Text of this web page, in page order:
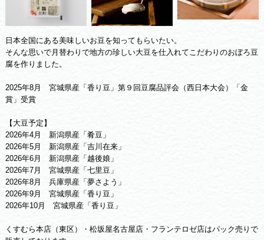
日本全国にある美味しいお豆を知ってもらいたい。
そんな思いで月替わりで地方の珍しい大豆を仕入れてこだわりのおぼろ豆
腐を作りました。
2025年8月 宮城県産「香り豆」第９回豆腐品評会（西日本大会）「金
賞」受賞
【大豆予定】
2026年4月 新潟県産「肴豆」
2026年5月 新潟県産「吉川在来」
2026年6月 新潟県産「越後娘」
2026年7月 宮城県産「七里豆」
2026年8月 兵庫県産「夢さよう」
2026年9月 宮城県産「香り豆」
2026年10月 宮城県産「香り豆」
くすむら本店（東区）・松坂屋名古屋店・フランテロゼ店はパック売りで